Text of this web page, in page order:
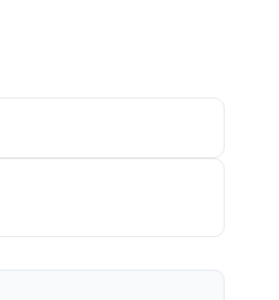
norų
sąrašą